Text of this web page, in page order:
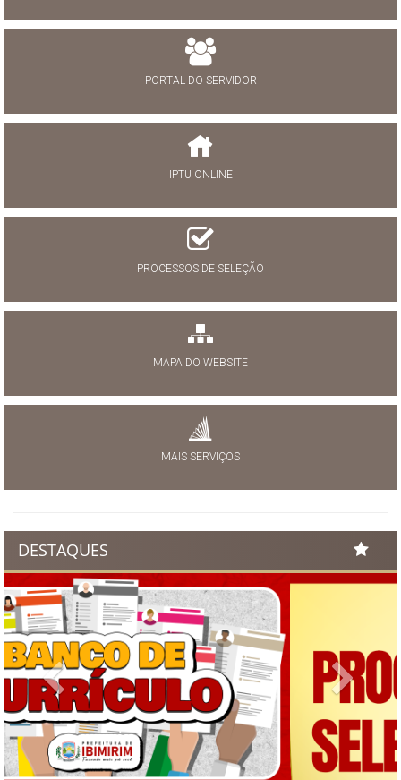
PORTAL DO SERVIDOR
IPTU ONLINE
PROCESSOS DE SELEÇÃO
MAPA DO WEBSITE
MAIS SERVIÇOS
DESTAQUES
Previous Next